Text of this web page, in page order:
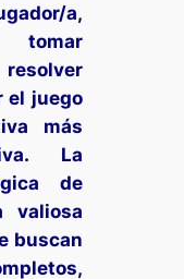
a,
el juego
más
La
de
valiosa
buscan